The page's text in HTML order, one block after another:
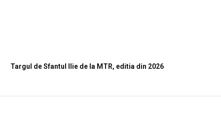
Targul de Sfantul Ilie de la MTR, editia din 2026